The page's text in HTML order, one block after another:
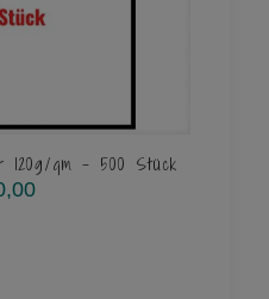
120g/qm – 500 Stück